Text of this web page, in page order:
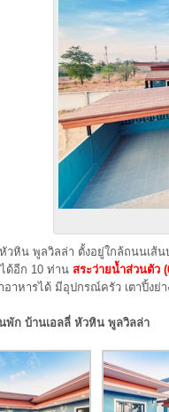
วหิน พูลวิลล่า ตั้งอยู่ใกล้ถนนเส้
ด้อีก 10 ท่าน สระว่ายน้ำส่วนตัว
อาหารได้ มีอุปกรณ์ครัว เตาปิ้งย่
พัก บ้านเอลลี่ หัวหิน พูลวิลล่า